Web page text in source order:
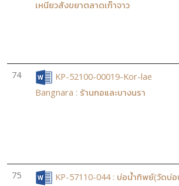
เหนียวสังขยาตลาดเก๊าจาว
74
KP-52100-00019-Kor-lae
Bangnara : ร้านกอและบางนรา
75
KP-57110-044 : บ่อน้ำทิพย์(วัดบ่อ